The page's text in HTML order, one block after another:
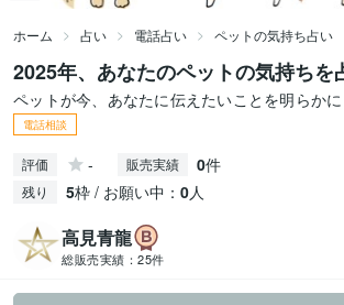
ホーム 占い 電話占い ペットの気持ち占い
2025年、あなたのペットの気持ちを
ペットが今、あなたに伝えたいことを明らか
電話相談
評価 - 販売実績 0件
残り 5枠 / お願い中： 0人
高見青龍
総販売実績： 25件